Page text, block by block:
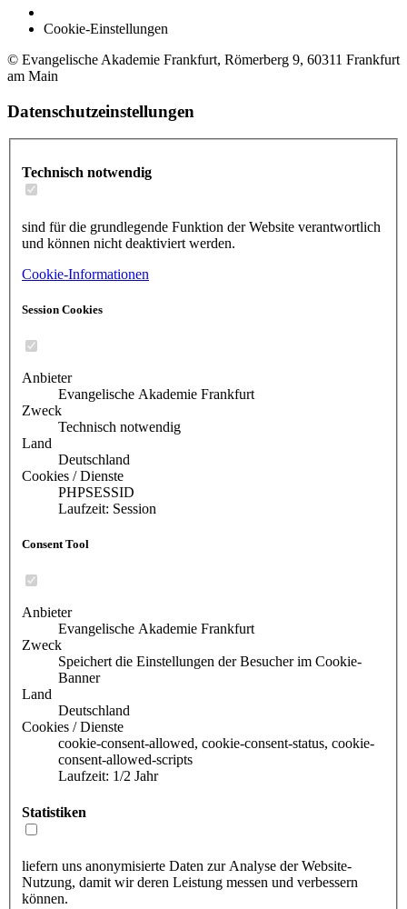
Cookie-Einstellungen
© Evangelische Akademie Frankfurt, Römerberg 9, 60311 Frankfurt
am Main
Datenschutzeinstellungen
Technisch notwendig
sind für die grundlegende Funktion der Website verantwortlich
und können nicht deaktiviert werden.
Cookie-Informationen
Session Cookies
Anbieter
Evangelische Akademie Frankfurt
Zweck
Technisch notwendig
Land
Deutschland
Cookies / Dienste
PHPSESSID
Laufzeit: Session
Consent Tool
Anbieter
Evangelische Akademie Frankfurt
Zweck
Speichert die Einstellungen der Besucher im Cookie-
Banner
Land
Deutschland
Cookies / Dienste
cookie-consent-allowed, cookie-consent-status, cookie-
consent-allowed-scripts
Laufzeit: 1/2 Jahr
Statistiken
liefern uns anonymisierte Daten zur Analyse der Website-
Nutzung, damit wir deren Leistung messen und verbessern
können.